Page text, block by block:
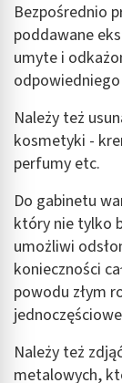
Bezpośrednio
poddawane
umyte i
Należy też
kosmetyki -
perfumy etc.
Do gabinetu
który nie tylko
umożliwi
konieczności
powodu złym
Należy też
metalowych,